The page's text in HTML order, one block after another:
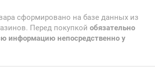
сформировано на базе данных из
Перед покупкой обязательно
информацию непосредственно у